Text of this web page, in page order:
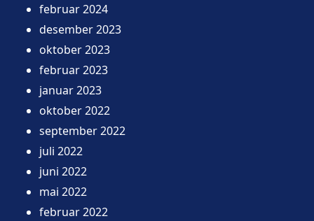
februar 2024
desember 2023
oktober 2023
februar 2023
januar 2023
oktober 2022
september 2022
juli 2022
juni 2022
mai 2022
februar 2022